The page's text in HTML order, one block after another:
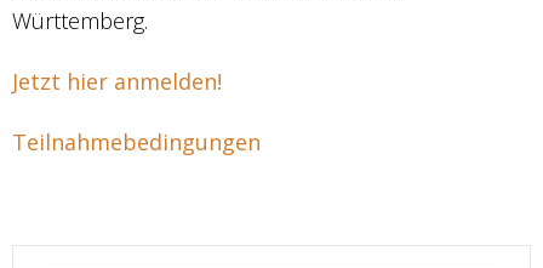
Württemberg.
Jetzt hier anmelden!
Teilnahmebedingungen